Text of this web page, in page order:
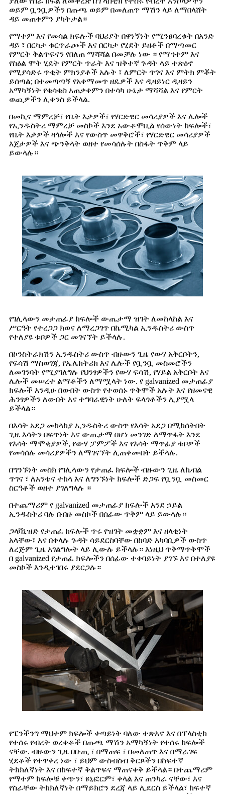
ወይም ቧንቧዎችን በጡጫ ወይም በመለጠጥ ማሽን ላይ ለማበላሸት
ዳይ መጠቀምን ያካትታል።
የማተም እና የመሳል ክፍሎች ባህሪያት በዋነኝነት የሚንፀባረቁት በአንድ
ዳይ ፣ በርካታ ቁርጥራጮች እና በርካታ የሂደት ይዘቶች በማጣመር
የምርት ቅልጥፍናን የበለጠ ማሻሻል በመቻሉ ነው ። የማኅተም እና
የስዕል ሞት ሂደት የምርት ጥራት እና ዝቅተኛ ጉዳት ላይ ተጽዕኖ
የሚያሳድሩ ጥቂት ምክንያቶች አሉት ፣ ለምርት ጥገና እና ምትክ ምቾት
ይሰጣል; በተመጣጣኝ የአቀማመጥ ዘዴዎች እና ዲዛይነር ዲዛይን
አማካኝነት የቁሳቁስ አጠቃቀምን በተሳካ ሁኔታ ማሻሻል እና የምርት
ወጪዎችን ሊቀንስ ይችላል.
በመኪና ማምረቻ፣ የቤት እቃዎች፣ የሃርድዌር መሳሪያዎች እና ሌሎች
የኢንዱስትሪ ማምረቻ መስኮች እንደ አውቶሞቢል የሰውነት ክፍሎች፣
የቤት እቃዎች ዛጎሎች እና የውስጥ መዋቅሮች፣ የሃርድዌር መሳሪያዎች
እጀታዎች እና ጭንቅላት ወዘተ የመሳሰሉት በስፋት ጥቅም ላይ
ይውላሉ።
የገሊላውን መታጠፊያ ክፍሎች ውጤታማ ዝገት ለመከላከል እና
ሥርዓት የተረጋጋ ክወና ለማረጋገጥ በኬሚካል ኢንዱስትሪ ውስጥ
የተለያዩ ቱቦዎች ጋር መገናኘት ይችላሉ.
በኮንስትራክሽን ኢንዱስትሪ ውስጥ ብዙውን ጊዜ የውሃ አቅርቦትን,
የፍሳሽ ማስወገጃ, የኤሌክትሪክ እና ሌሎች የቧንቧ መስመሮችን
ለመገንባት የሚያገለግሉ የህንፃዎችን የውሃ ፍሳሽ, የሃይል አቅርቦት እና
ሌሎች መሠረተ ልማቶችን ለማሟላት ነው. የ galvanized መታጠፊያ
ክፍሎች እንዲሁ በውበት ውስጥ የተወሰኑ ጥቅሞች አሉት እና የዘመናዊ
ሕንፃዎችን ለውበት እና ተግባራዊነት ሁለት ፍላጎቶችን ሊያሟላ
ይችላል።
በእሳት አደጋ መከላከያ ኢንዱስትሪ ውስጥ የእሳት አደጋ በሚከሰትበት
ጊዜ እሳትን በፍጥነት እና ውጤታማ በሆነ መንገድ ለማጥፋት እንደ
የእሳት ማሞቂያዎች, የውሃ ፓምፖች እና የእሳት ማጥፊያ ቱቦዎች
የመሳሰሉ መሳሪያዎችን ለማገናኘት ሊጠቀሙበት ይችላሉ.
በግንኙነት መስክ የገሊላውን የታጠፈ ክፍሎች ብዙውን ጊዜ ለኬብል
ጥገና ፣ ለአንቴና ተከላ እና ለግንኙነት ክፍሎች ድጋፍ የቧንቧ መስመር
ስርዓቶች ወዘተ ያገለግላሉ ።
በተጨማሪም የ galvanized መታጠፊያ ክፍሎች እንደ ኃይል
ኢንዱስትሪ ባሉ በብዙ መስኮች በሰፊው ጥቅም ላይ ይውላሉ።
ጋላቫኒዝድ የታጠፈ ክፍሎች ጥሩ የዝገት መቋቋም እና ዘላቂነት
አላቸው፣ እና በቀላሉ ጉዳት ሳይደርስባቸው በከባድ አካባቢዎች ውስጥ
ለረጅም ጊዜ አገልግሎት ላይ ሊውሉ ይችላሉ። እነዚህ ጥቅማጥቅሞች
በ galvanized የታጠፈ ክፍሎችን በሰፊው ተቀባይነት ያገኙ እና በተለያዩ
መስኮች እንዲተገበሩ ያደርጋሉ።
የፔንችንግ ማህተም ክፍሎች ቀጣይነት ባለው ተጽእኖ እና በፕላስቲክ
የተሰሩ የብረት ወረቀቶች በጡጫ ማሽን አማካኝነት የተሰሩ ክፍሎች
ናቸው. ብዙውን ጊዜ በቡጢ ፣ በማጠፍ ፣ በመለጠጥ እና በማራገፍ
ሂደቶች የተዋቀረ ነው ፣ ይህም ውስብስብ ቅርጾችን በከፍተኛ
ትክክለኛነት እና በከፍተኛ ቅልጥፍና ማጠናቀቅ ይችላል። በተጨማሪም
የማተም ክፍሎቹ ቀጭን፣ ዩኒፎርም፣ ቀላል እና ጠንካራ ናቸው፣ እና
የስራቸው ትክክለኛነት በማይክሮን ደረጃ ላይ ሊደርስ ይችላል፣ ከፍተኛ